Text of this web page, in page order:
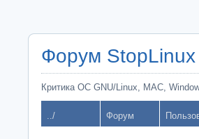
Форум StopLinux
Критика ОС GNU/Linux, MAC,
../ Форум